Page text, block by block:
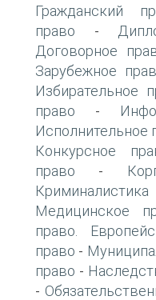
Гражданский
право -
Договорное
Зарубежное
Избирательное
право -
Исполнительное
Конкурсное
право -
Криминалистика
Медицинское
право.
право -
право -
-